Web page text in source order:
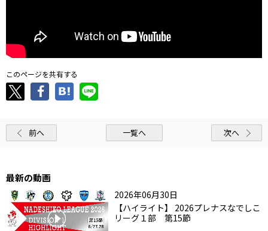
このページを共有する
前へ 一覧へ 次へ
最新の動画
2026年06月30日
【ハイライト】 2026プレナスなでしこ
リーグ１部 第15節